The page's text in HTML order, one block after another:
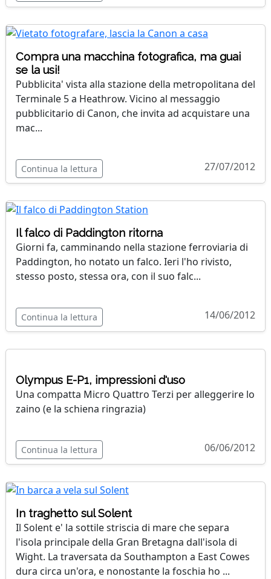
Compra una macchina fotografica, ma guai
se la usi!
Pubblicita' vista alla stazione della metropolitana del
Terminale 5 a Heathrow. Vicino al messaggio
pubblicitario di Canon, che invita ad acquistare una
mac...
Continua la lettura 27/07/2012
Il falco di Paddington ritorna
Giorni fa, camminando nella stazione ferroviaria di
Paddington, ho notato un falco. Ieri l'ho rivisto,
stesso posto, stessa ora, con il suo falc...
Continua la lettura 14/06/2012
Olympus E-P1, impressioni d'uso
Una compatta Micro Quattro Terzi per alleggerire lo
zaino (e la schiena ringrazia)
Continua la lettura 06/06/2012
In traghetto sul Solent
Il Solent e' la sottile striscia di mare che separa
l'isola principale della Gran Bretagna dall'isola di
Wight. La traversata da Southampton a East Cowes
dura circa un'ora, e nonostante la foschia ho ...